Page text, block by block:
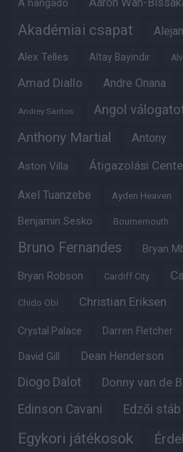
Akadémiai csapat
Alex Telles Altay Bayindir
Amad Diallo Andre Onana
Andrey Santos Angol
Anthony Martial Antony
Aston Villa Átigazolási
Axel Tuanzebe Ayden Heaven
Benjamin Sesko Bournemouth
Bruno Fernandes Bryan
Bryan Robson Cardiff City
Chido Obi Christian Eriksen
Crystal Palace Darren Fletcher
David Gill Dean Henderson
Diogo Dalot Donny van de
Edinson Cavani Edzői stáb
Egykori játékosok